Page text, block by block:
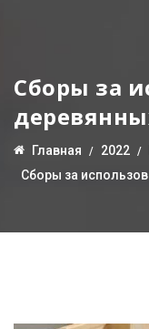
Сборы за
Главная 2022
Сборы за